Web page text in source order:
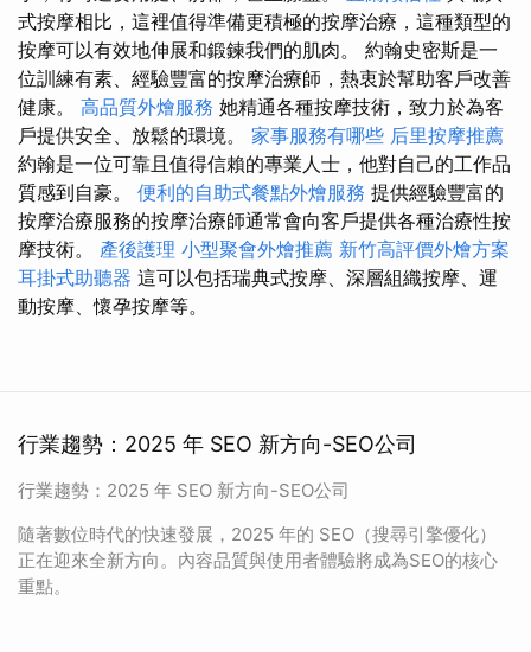
式按摩相比，這裡值得準備更積極的按摩治療，這種類型的
按摩可以有效地伸展和鍛鍊我們的肌肉。 約翰史密斯是一
位訓練有素、經驗豐富的按摩治療師，熱衷於幫助客戶改善
健康。 高品質外燴服務 她精通各種按摩技術，致力於為客
戶提供安全、放鬆的環境。 家事服務有哪些 后里按摩推薦
約翰是一位可靠且值得信賴的專業人士，他對自己的工作品
質感到自豪。 便利的自助式餐點外燴服務 提供經驗豐富的
按摩治療服務的按摩治療師通常會向客戶提供各種治療性按
摩技術。 產後護理 小型聚會外燴推薦 新竹高評價外燴方案
耳掛式助聽器 這可以包括瑞典式按摩、深層組織按摩、運
動按摩、懷孕按摩等。
行業趨勢：2025 年 SEO 新方向-SEO公司
行業趨勢：2025 年 SEO 新方向-SEO公司
隨著數位時代的快速發展，2025 年的 SEO（搜尋引擎優化）
正在迎來全新方向。內容品質與使用者體驗將成為SEO的核心
重點。